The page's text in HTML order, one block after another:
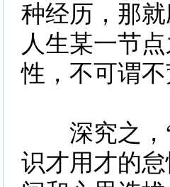
种经历，那
人生某一节
性，不可谓不
深究之，“
识才用才的